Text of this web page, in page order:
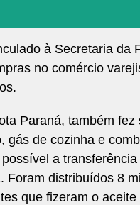
à Secretaria da
no comércio
Paraná, também
gás de cozinha e
a
Foram distribuídos 8
que fizeram o